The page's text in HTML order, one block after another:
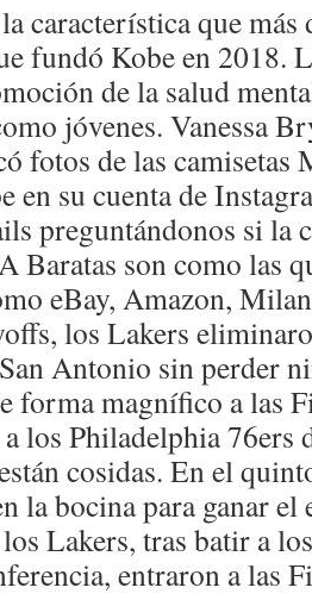
característica que
fundó Kobe en 2018.
de la salud
jóvenes. Vanessa
fotos de las camisetas
en su cuenta de
preguntándonos si la
Baratas son como las
eBay, Amazon,
los Lakers
Antonio sin perder
forma magnífico a las
los Philadelphia 76ers
cosidas. En el
la bocina para ganar el
Lakers, tras batir a
entraron a las